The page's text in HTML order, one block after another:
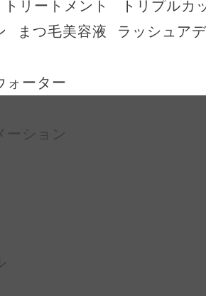
トリートメント
トリプルカ
まつ毛美容液
ラッシュア
ォーター
ーション